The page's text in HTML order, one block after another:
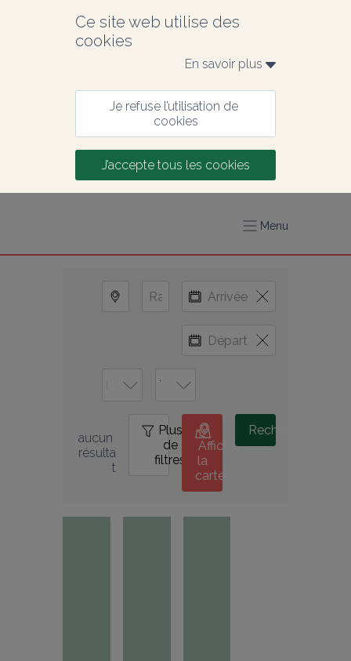
Ce site web utilise des
cookies
En savoir plus
Je refuse l’utilisation de
cookies
J’accepte tous les cookies
Menu
aucun
résulta
t
Plus
de
filtres
Afficher
la
carte
Rechercher